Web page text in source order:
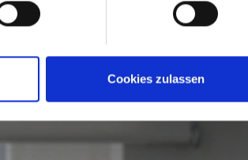
Cookies zulassen